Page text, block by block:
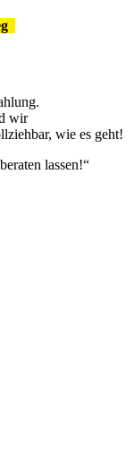
wir
wie es geht!
lassen!“